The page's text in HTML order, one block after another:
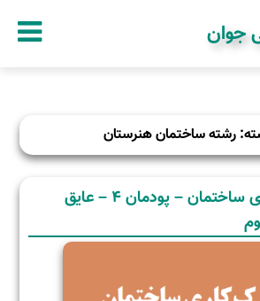
جوان
رشته ساختمان هنرستان
کتاب نازک کاری ساختمان – پودمان ۴ – عایق